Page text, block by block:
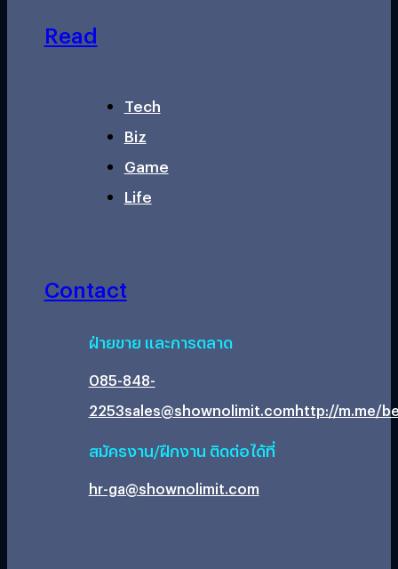
Read
Tech
Biz
Game
Life
Contact
ฝ่ายขาย และการตลาด
085-848-
2253sales@shownolimit.comhttp://m.me/
สมัครงาน/ฝึกงาน ติดต่อได้ที่
hr-ga@shownolimit.com